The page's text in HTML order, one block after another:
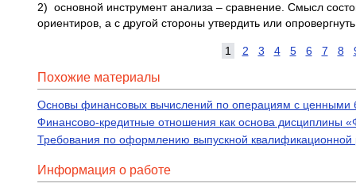
2) основной инструмент анализа – сравнение. Смысл
ориентиров, а с другой стороны утвердить или
1 2 3 4 5 6 7 8
Похожие материалы
Основы финансовых вычислений по операциям с ценными
Финансово-кредитные отношения как основа дисциплины
Требования по оформлению выпускной квалификационной
Информация о работе